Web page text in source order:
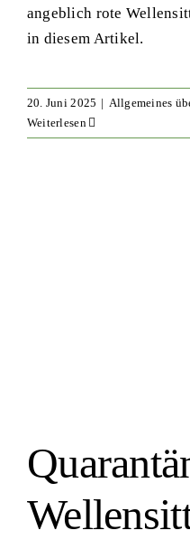
angeblich rote
in diesem Artikel.
20. Juni 2025 | Allgemeines
Weiterlesen